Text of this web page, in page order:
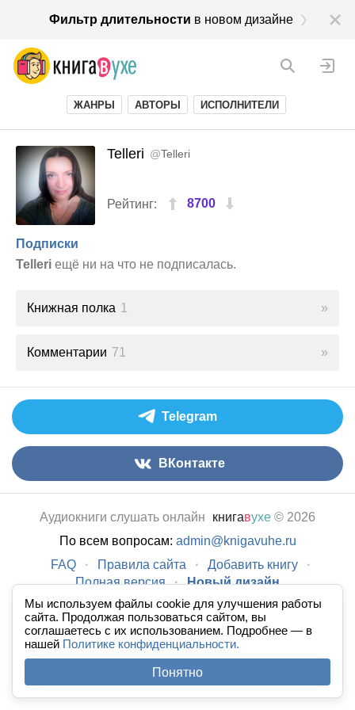
Мы используем файлы cookie для улучшения работы
сайта. Продолжая пользоваться сайтом, вы
соглашаетесь с их использованием. Подробнее — в
нашей Политике конфиденциальности.
Понятно
Фильтр длительности в новом дизайне
ЖАНРЫ АВТОРЫ ИСПОЛНИТЕЛИ
Telleri @Telleri
Рейтинг: 8700
Подписки
Telleri ещё ни на что не подписалась.
Книжная полка 1
Комментарии 71
Telegram
ВКонтакте
Аудиокниги слушать онлайн книгавухе © 2026
По всем вопросам: admin@knigavuhe.ru
FAQ
· Правила сайта · Добавить книгу
·
Полная версия
· Новый дизайн